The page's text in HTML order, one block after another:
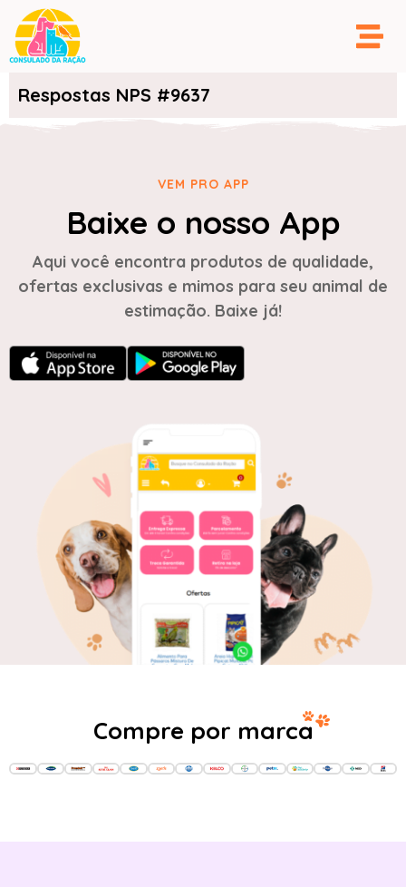
Respostas NPS #9637
VEM PRO APP
Baixe o nosso App
Aqui você encontra produtos de qualidade,
ofertas exclusivas e mimos para seu animal de
estimação. Baixe já!
Compre por marca